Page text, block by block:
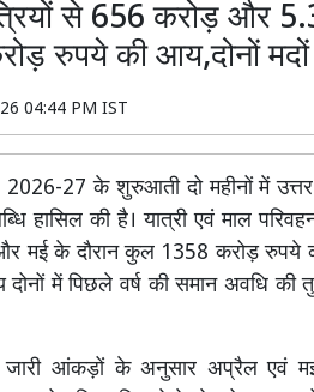
से 656 करोड़ और
रुपये की आय,दोनों मदों
04:44 PM IST
2026-27 के शुरुआती दो महीनों में
हासिल की है। यात्री एवं माल
के दौरान कुल 1358 करोड़ रुपये का
में पिछले वर्ष की समान अवधि की
जारी आंकड़ों के अनुसार अप्रैल एवं